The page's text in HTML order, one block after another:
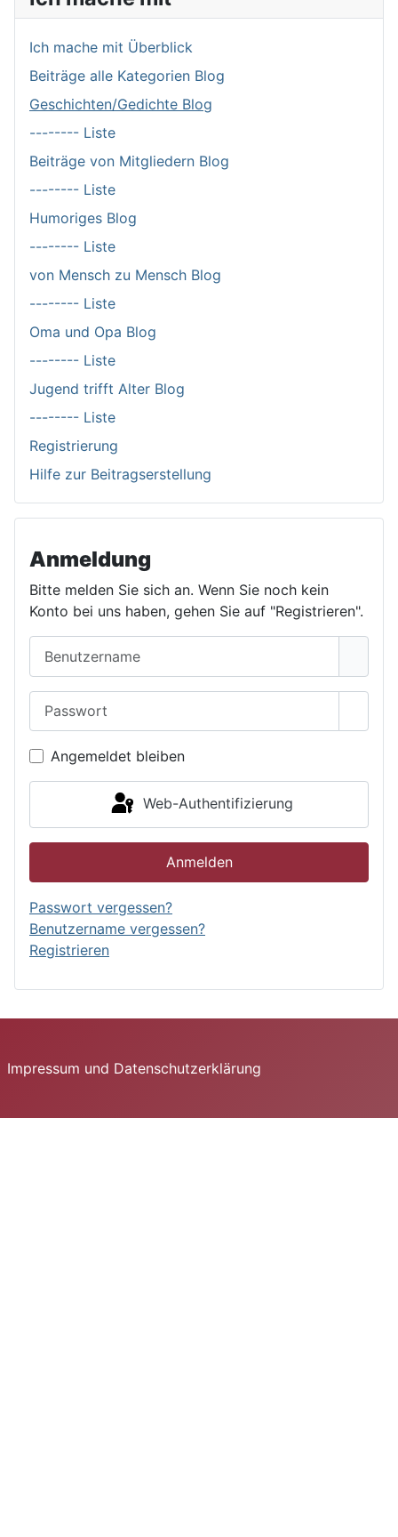
Ich mache mit Überblick
Beiträge alle Kategorien Blog
Geschichten/Gedichte Blog
-------- Liste
Beiträge von Mitgliedern Blog
-------- Liste
Humoriges Blog
-------- Liste
von Mensch zu Mensch Blog
-------- Liste
Oma und Opa Blog
-------- Liste
Jugend trifft Alter Blog
-------- Liste
Registrierung
Hilfe zur Beitragserstellung
Anmeldung
Bitte melden Sie sich an. Wenn Sie noch kein
Konto bei uns haben, gehen Sie auf "Registrieren".
Angemeldet bleiben
Web-Authentifizierung
Anmelden
Passwort vergessen?
Benutzername vergessen?
Registrieren
Impressum und Datenschutzerklärung